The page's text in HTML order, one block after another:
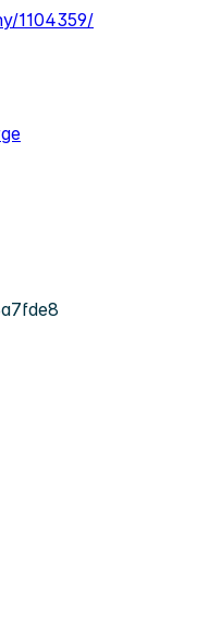
1104359/